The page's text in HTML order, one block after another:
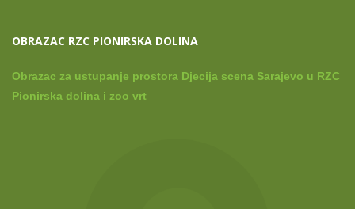
OBRAZAC RZC PIONIRSKA DOLINA
Obrazac za ustupanje prostora Djecija scena Sarajevo u RZC
Pionirska dolina i zoo vrt